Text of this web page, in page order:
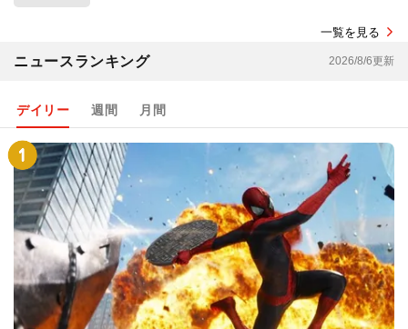
一覧を見る
ニュースランキング 2026/8/6更新
デイリー 週間 月間